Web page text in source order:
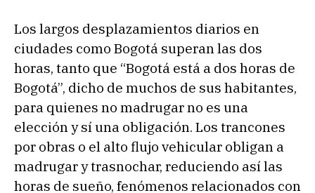
Los largos desplazamientos diarios en
ciudades como Bogotá superan las dos
horas, tanto que “Bogotá está a dos horas de
Bogotá”, dicho de muchos de sus habitantes,
para quienes no madrugar no es una
elección y sí una obligación. Los trancones
por obras o el alto flujo vehicular obligan a
madrugar y trasnochar, reduciendo así las
horas de sueño, fenómenos relacionados con